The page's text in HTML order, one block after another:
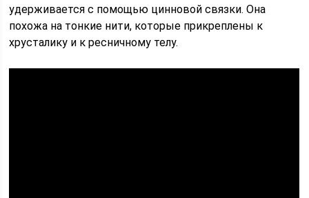
удерживается с помощью цинновой связки. Она
похожа на тонкие нити, которые прикреплены к
хрусталику и к ресничному телу.